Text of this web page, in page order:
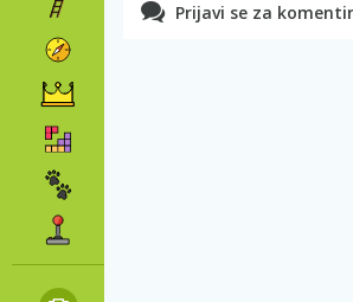
Prijavi se za